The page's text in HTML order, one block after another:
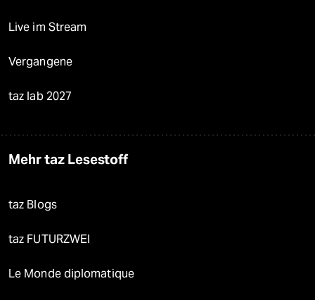
Live im Stream
Vergangene
taz lab 2027
Mehr taz Lesestoff
taz Blogs
taz FUTURZWEI
Le Monde diplomatique